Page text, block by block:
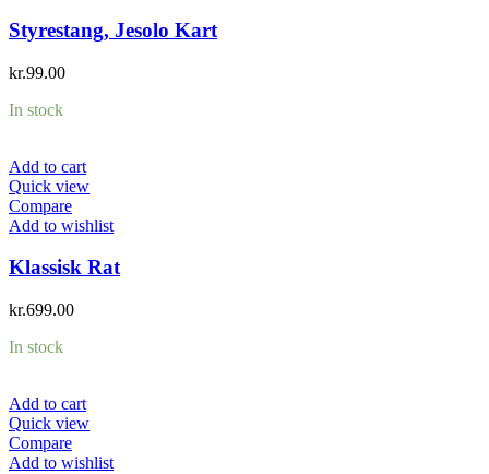
Styrestang, Jesolo Kart
kr.99.00
In stock
Add to cart
Quick view
Compare
Add to wishlist
Klassisk Rat
kr.699.00
In stock
Add to cart
Quick view
Compare
Add to wishlist